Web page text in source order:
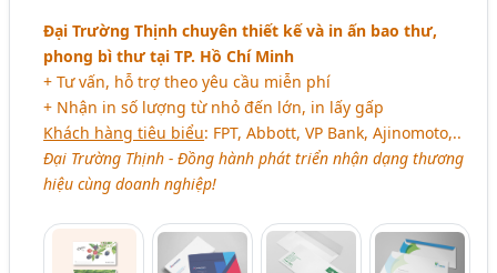
Đại Trường Thịnh chuyên thiết kế và in ấn bao thư,
phong bì thư tại TP. Hồ Chí Minh
+ Tư vấn, hỗ trợ theo yêu cầu miễn phí
+ Nhận in số lượng từ nhỏ đến lớn, in lấy gấp
Khách hàng tiêu biểu: FPT, Abbott, VP Bank, Ajinomoto,..
Đại Trường Thịnh - Đồng hành phát triển nhận dạng thương
hiệu cùng doanh nghiệp!